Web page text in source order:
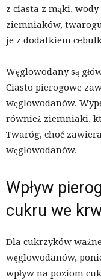
z ciasta z mąki,
ziemniaków,
je z dodatkiem
Węglowodany są
Ciasto pierogowe
węglowodanów.
również ziemniaki,
Twaróg, choć
węglowodanów.
Wpływ
cukru we
Dla cukrzyków
węglowodanów,
wpływ na poziom